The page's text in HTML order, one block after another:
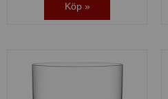
Köp »